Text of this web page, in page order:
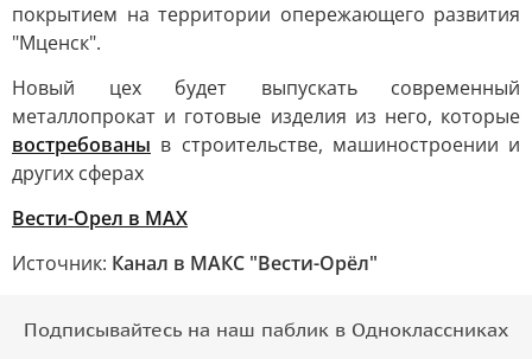
покрытием на территории опережающего развития
"Мценск".
Новый цех будет выпускать современный
металлопрокат и готовые изделия из него, которые
востребованы в строительстве, машиностроении и
других сферах
Вести-Орел в МАХ
Источник: Канал в МАКС "Вести-Орёл"
Подписывайтесь на наш паблик в Одноклассниках